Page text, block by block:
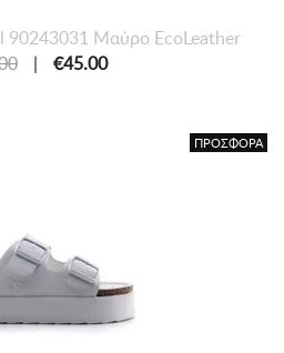
90243031 Μαύρο EcoLeather
| €45.00
ΠΡΟΣΦΟΡΑ